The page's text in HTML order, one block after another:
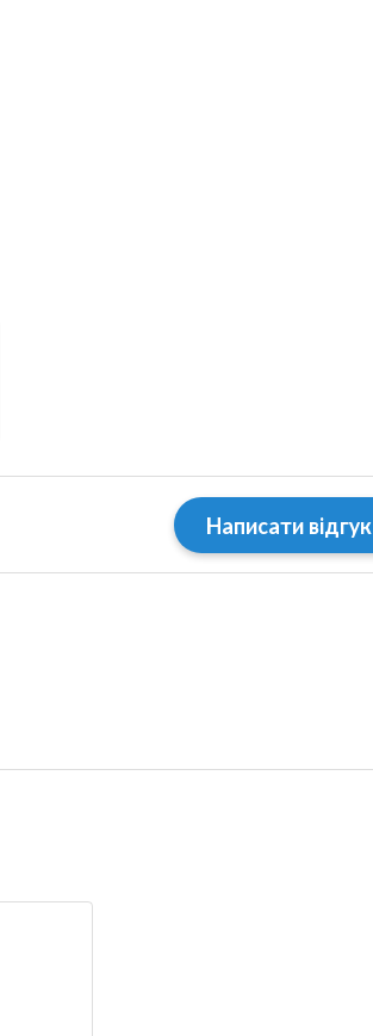
Написати відгук